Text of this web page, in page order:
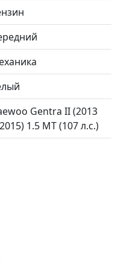
Gentra II (2013
1.5 MT (107 л.с.)